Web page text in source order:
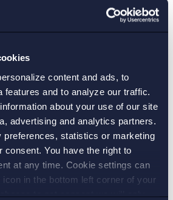
content and ads, to
features and to analyze our traffic.
about your use of our site
advertising and analytics partners.
preferences, statistics or marketing
consent. You have the right to
at any time. Cookie settings can
in the bottom left corner of your
to not consent we will only
app designers tänka på bland
avseende påverkan på
integriteten, innan du påbörjar
samt en analys av vilka
som krävs.
ett medicinskt syfte, till
diagnos eller att övervaka
kan den vara en
produkt, vilket innebär att den